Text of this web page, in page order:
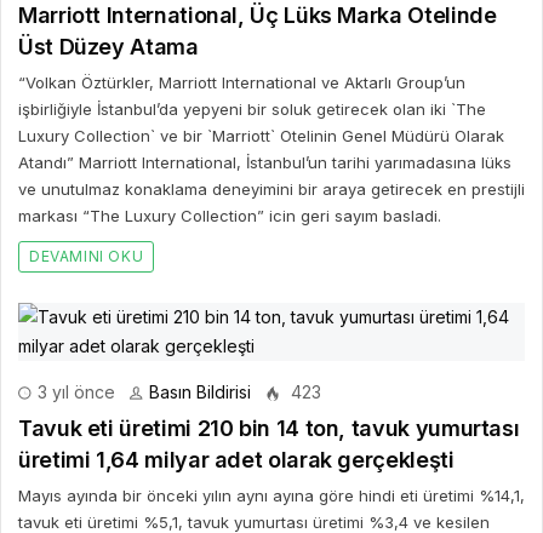
Marriott International, Üç Lüks Marka Otelinde
Üst Düzey Atama
“Volkan Öztürkler, Marriott International ve Aktarlı Group’un
işbirliğiyle İstanbul’da yepyeni bir soluk getirecek olan iki `The
Luxury Collection` ve bir `Marriott` Otelinin Genel Müdürü Olarak
Atandı” Marriott International, İstanbul’un tarihi yarımadasına lüks
ve unutulmaz konaklama deneyimini bir araya getirecek en prestijli
markası “The Luxury Collection” icin geri sayım basladi.
DEVAMINI OKU
3 yıl önce Basın Bildirisi 423
Tavuk eti üretimi 210 bin 14 ton, tavuk yumurtası
üretimi 1,64 milyar adet olarak gerçekleşti
Mayıs ayında bir önceki yılın aynı ayına göre hindi eti üretimi %14,1,
tavuk eti üretimi %5,1, tavuk yumurtası üretimi %3,4 ve kesilen